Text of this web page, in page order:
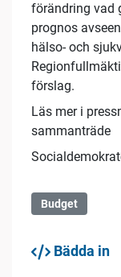
förändring vad
prognos
hälso- och
förslag.
Läs mer i
sammanträde
Budget
Bädda in